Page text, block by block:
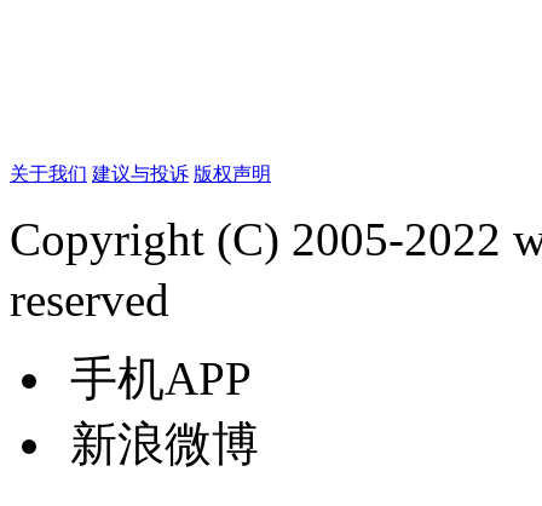
关于我们 建议与投诉 版权声明
Copyright (C) 2005-2022
reserved
手机APP
新浪微博